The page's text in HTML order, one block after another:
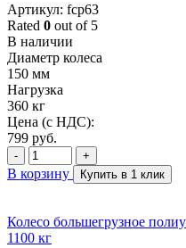
Артикул: fcp63
Rated 0 out of 5
В наличии
Диаметр колеса
150 мм
Нагрузка
360 кг
Цена (с НДС):
799 руб.
- +
В корзину Купить в 1 клик
Колесо большегрузное
1100 кг